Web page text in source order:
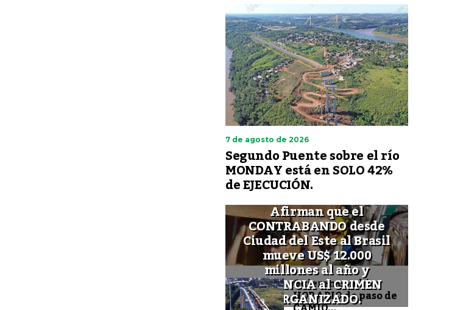
7 de agosto de 2026
Segundo Puente sobre el río
MONDAY está en SOLO 42%
de EJECUCIÓN.
Afirman que el
CONTRABANDO desde
Ciudad del Este al Brasil
mueve US$ 12.000
millones al año y
FINANCIA al CRIMEN
ORGANIZADO.
Quieren cambiar
HORARIO de paso de